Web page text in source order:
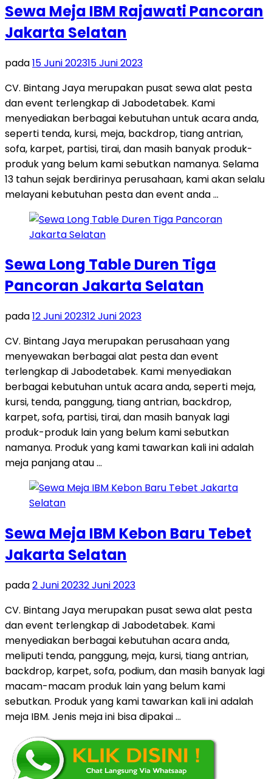
Sewa Meja IBM Rajawati Pancoran
Jakarta Selatan
pada15 Juni 202315 Juni 2023
CV. Bintang Jaya merupakan pusat sewa alat pesta
dan event terlengkap di Jabodetabek. Kami
menyediakan berbagai kebutuhan untuk acara anda,
seperti tenda, kursi, meja, backdrop, tiang antrian,
sofa, karpet, partisi, tirai, dan masih banyak produk-
produk yang belum kami sebutkan namanya. Selama
13 tahun sejak berdirinya perusahaan, kami akan selalu
melayani kebutuhan pesta dan event anda …
Sewa Long Table Duren Tiga
Pancoran Jakarta Selatan
pada12 Juni 202312 Juni 2023
CV. Bintang Jaya merupakan perusahaan yang
menyewakan berbagai alat pesta dan event
terlengkap di Jabodetabek. Kami menyediakan
berbagai kebutuhan untuk acara anda, seperti meja,
kursi, tenda, panggung, tiang antrian, backdrop,
karpet, sofa, partisi, tirai, dan masih banyak lagi
produk-produk lain yang belum kami sebutkan
namanya. Produk yang kami tawarkan kali ini adalah
meja panjang atau …
Sewa Meja IBM Kebon Baru Tebet
Jakarta Selatan
pada2 Juni 20232 Juni 2023
CV. Bintang Jaya merupakan pusat sewa alat pesta
dan event terlengkap di Jabodetabek. Kami
menyediakan berbagai kebutuhan acara anda,
meliputi tenda, panggung, meja, kursi, tiang antrian,
backdrop, karpet, sofa, podium, dan masih banyak lagi
macam-macam produk lain yang belum kami
sebutkan. Produk yang kami tawarkan kali ini adalah
meja IBM. Jenis meja ini bisa dipakai …